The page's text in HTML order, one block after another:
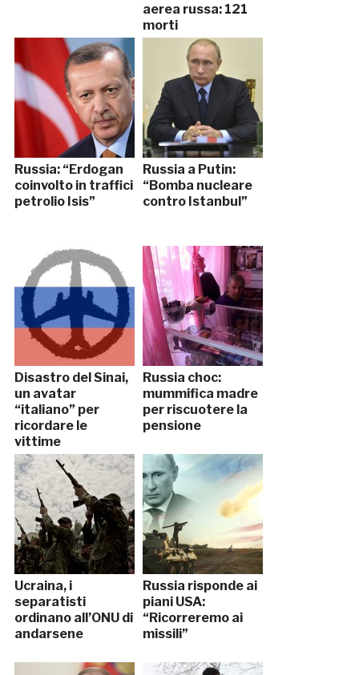
aerea russa: 121
morti
Russia: “Erdogan
coinvolto in traffici
petrolio Isis”
Russia a Putin:
“Bomba nucleare
contro Istanbul”
Disastro del Sinai,
un avatar
“italiano” per
ricordare le
vittime
Russia choc:
mummifica madre
per riscuotere la
pensione
Ucraina, i
separatisti
ordinano all’ONU di
andarsene
Russia risponde ai
piani USA:
“Ricorreremo ai
missili”